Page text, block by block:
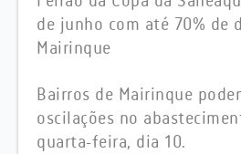
de junho com até 70% de
Mairinque
Bairros de Mairinque
oscilações no
quarta-feira, dia 10.